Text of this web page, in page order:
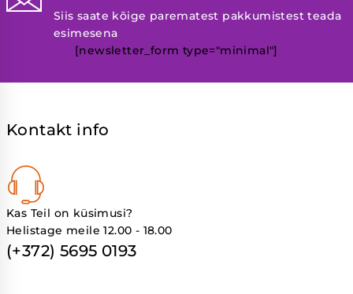
Siis saate kõige parematest pakkumistest teada
esimesena
[newsletter_form type="minimal"]
Kontakt info
Kas Teil on küsimusi?
Helistage meile 12.00 - 18.00
(+372) 5695 0193